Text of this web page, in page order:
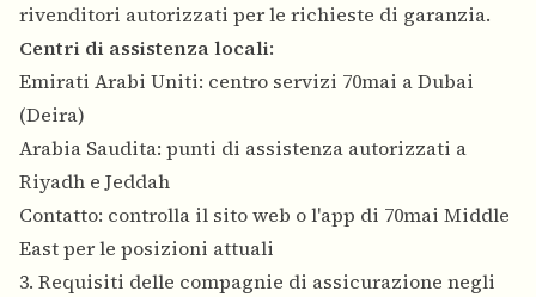
rivenditori autorizzati per le richieste di garanzia.
Centri di assistenza locali:
Emirati Arabi Uniti: centro servizi 70mai a Dubai
(Deira)
Arabia Saudita: punti di assistenza autorizzati a
Riyadh e Jeddah
Contatto: controlla il sito web o l'app di 70mai Middle
East per le posizioni attuali
3. Requisiti delle compagnie di assicurazione negli